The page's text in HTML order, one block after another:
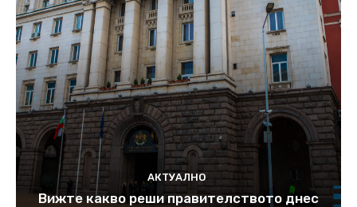
АКТУАЛНО
Вижте какво реши правителството днес